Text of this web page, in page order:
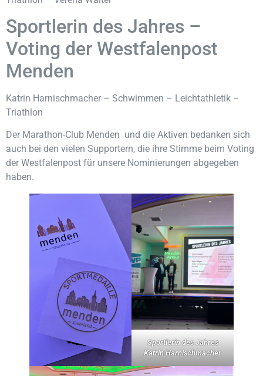
Sportlerin des Jahres –
Voting der Westfalenpost
Menden
Katrin Harnischmacher – Schwimmen – Leichtathletik –
Triathlon
Der Marathon-Club Menden und die Aktiven bedanken sich
auch bei den vielen Supportern, die ihre Stimme beim Voting
der Westfalenpost für unsere Nominierungen abgegeben
haben.
Sportlerin des Jahres
Katrin Harnischmacher